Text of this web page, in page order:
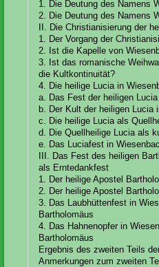
1. Die Deutung des Namens
2. Die Deutung des Namens
II. Die Christianisierung der
1. Der Vorgang der
2. Ist die Kapelle von
3. Ist das romanische
die Kultkontinuität?
4. Die heilige Lucia in
a. Das Fest der heiligen
b. Der Kult der heiligen Lucia
c. Die heilige Lucia als
d. Die Quellheilige Lucia als
e. Das Luciafest in
III. Das Fest des heiligen
als Erntedankfest
1. Der heilige Apostel
2. Der heilige Apostel
3. Das Laubhüttenfest in
Bartholomäus
4. Das Hahnenopfer in
Bartholomäus
Ergebnis des zweiten Teils
Anmerkungen zum zweiten